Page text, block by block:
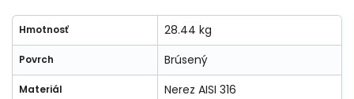
Hmotnosť 28.44 kg
Povrch Brúsený
Materiál Nerez AISI 316